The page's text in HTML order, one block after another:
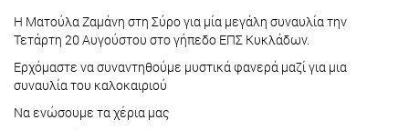
Η Ματούλα Ζαμάνη στη Σύρο για μία μεγάλη συναυλία την
Τετάρτη 20 Αυγούστου στο γήπεδο ΕΠΣ Κυκλάδων.
Ερχόμαστε να συναντηθούμε μυστικά φανερά μαζί για μια
συναυλία του καλοκαιριού
Να ενώσουμε τα χέρια μας